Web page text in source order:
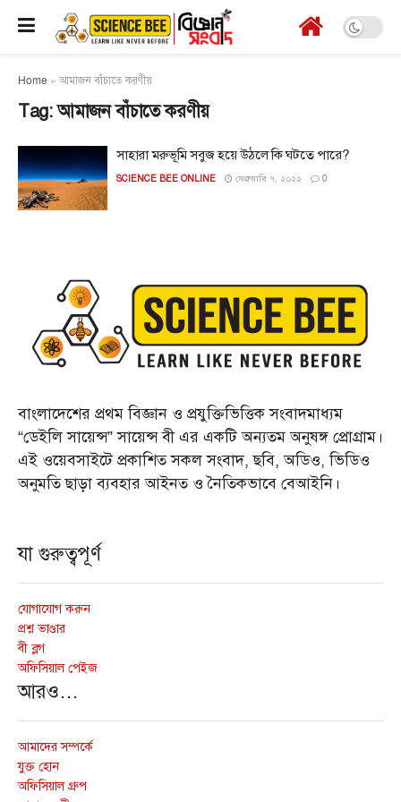
Home »আমাজন বাঁচাতে করণীয়
Tag:আমাজন বাঁচাতে করণীয়
সাহারা মরুভূমি সবুজ হয়ে উঠলে কি ঘটতে পারে?
SCIENCE BEE ONLINE ফেব্রুয়ারি ৭, ২০২২ 0
বাংলাদেশের প্রথম বিজ্ঞান ও প্রযুক্তিভিত্তিক সংবাদমাধ্যম
“ডেইলি সায়েন্স” সায়েন্স বী এর একটি অন্যতম অনুষঙ্গ প্রোগ্রাম।
এই ওয়েবসাইটে প্রকাশিত সকল সংবাদ, ছবি, অডিও, ভিডিও
অনুমতি ছাড়া ব্যবহার আইনত ও নৈতিকভাবে বেআইনি।
যা গুরুত্বপূর্ণ
যোগাযোগ করুন
প্রশ্ন ভাণ্ডার
বী ব্লগ
অফিসিয়াল পেইজ
আরও…
আমাদের সম্পর্কে
যুক্ত হোন
অফিসিয়াল গ্রুপ